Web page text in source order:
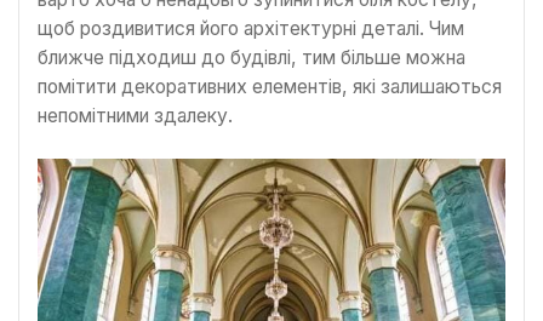
щоб роздивитися його архітектурні деталі. Чим
ближче підходиш до будівлі, тим більше можна
помітити декоративних елементів, які залишаються
непомітними здалеку.